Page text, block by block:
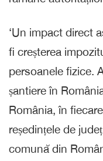
‘Un impact direct
fi creșterea
persoanele fizice.
șantiere în
România, în
reședințele de
comună din